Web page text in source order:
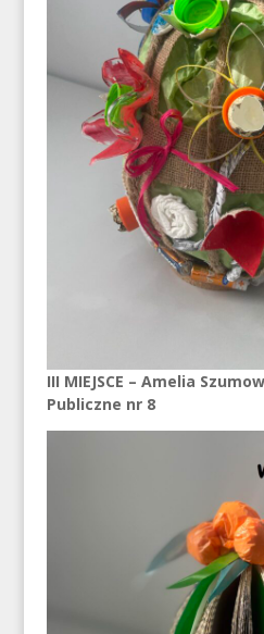
III MIEJSCE – Amelia
Publiczne nr 8